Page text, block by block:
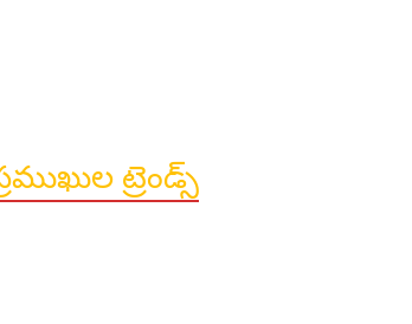
ట్రెండ్స్